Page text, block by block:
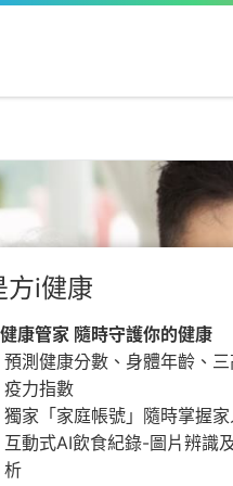
方i健康
康管家 隨時守護你的健康
預測健康分數、身體年齡、
疫力指數
獨家「家庭帳號」隨時掌握
互動式AI飲食紀錄-圖片辨識
析